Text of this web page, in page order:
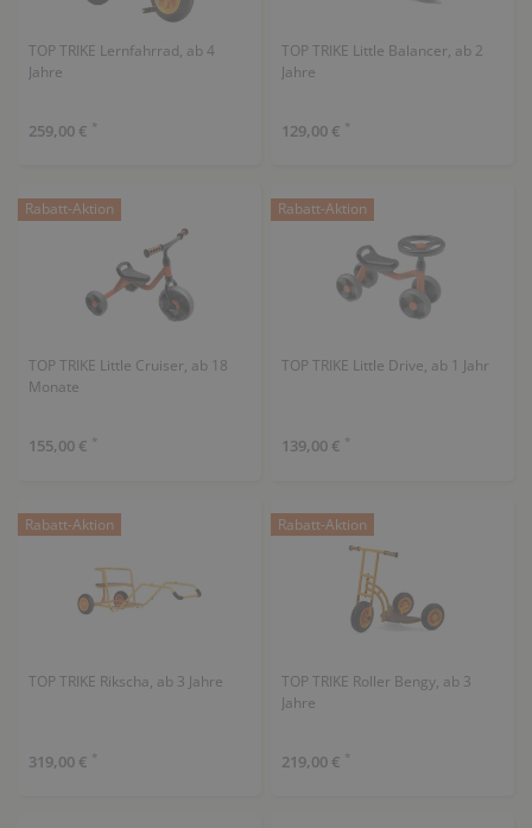
TOP TRIKE Lernfahrrad, ab 4
Jahre
259,00 € *
TOP TRIKE Little Balancer, ab 2
Jahre
129,00 € *
Rabatt-Aktion
TOP TRIKE Little Cruiser, ab 18
Monate
155,00 € *
Rabatt-Aktion
TOP TRIKE Little Drive, ab 1 Jahr
139,00 € *
Rabatt-Aktion
TOP TRIKE Rikscha, ab 3 Jahre
319,00 € *
Rabatt-Aktion
TOP TRIKE Roller Bengy, ab 3
Jahre
219,00 € *